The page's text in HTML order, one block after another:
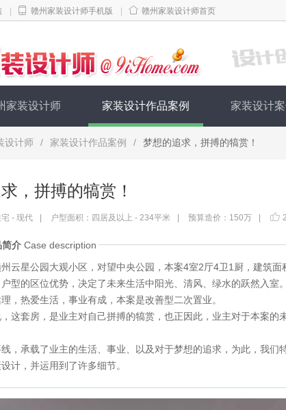
赣州家装设计师手机版 赣州家装设计师首页
家装设计师 家装设计作品案例 家装设计
设计师 / 家装设计作品案例 / 梦想的追求，拼搏的犒赏！
，拼搏的犒赏！
- 现代 户型面积：四居及以上 - 234平米 预算造价：150万
简介 Case description
云星公园大观小区，对望中央公园，本案4室2厅4卫1厨，建筑面
型的区位优势，决定了未来生活中阳光、清风、绿水的跃然入室。
，热爱生活，事业有成，本案是改善型二次置业。
这套房，是业主对自己拼搏的犒赏，也正因此，业主对于本案的
，承载了业主的生活、事业、以及对于梦想的追求，为此，我们
计，并运用到了许多细节。